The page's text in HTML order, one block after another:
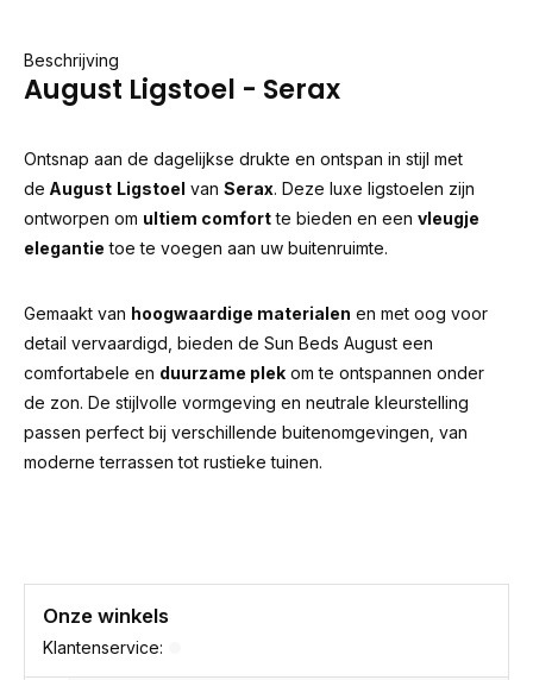
Beschrijving
August Ligstoel - Serax
Ontsnap aan de dagelijkse drukte en ontspan in stijl met
de August Ligstoel van Serax. Deze luxe ligstoelen zijn
ontworpen om ultiem comfortte bieden en een vleugje
elegantie toe te voegen aan uw buitenruimte.
Gemaakt van hoogwaardige materialen en met oog voor
detail vervaardigd, bieden de Sun Beds August een
comfortabele en duurzame plek om te ontspannen onder
de zon. De stijlvolle vormgeving en neutrale kleurstelling
passen perfect bij verschillende buitenomgevingen, van
moderne terrassen tot rustieke tuinen.
Onze winkels
Klantenservice: